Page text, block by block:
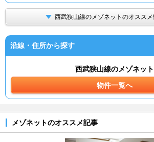
西武狭山線のメゾネットのオスス
沿線・住所から探す
西武狭山線のメゾネット
物件一覧へ
メゾネットのオススメ記事